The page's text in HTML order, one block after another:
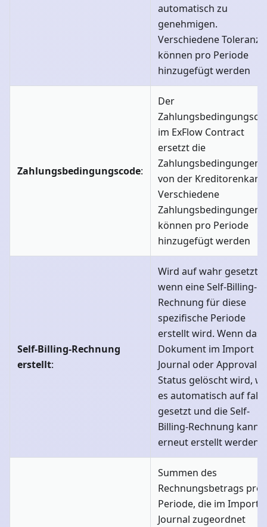
automatisch zu
genehmigen.
Verschiedene
können pro Periode
hinzugefügt werden
Zahlungsbedingungscode:
Der
im ExFlow Contract
ersetzt die
Zahlungsbedingungen
von der
Verschiedene
Zahlungsbedingungen
können pro Periode
hinzugefügt werden
Self-Billing-Rechnung
erstellt:
Wird auf wahr gesetzt,
wenn eine Self-Billing-
Rechnung für diese
spezifische Periode
erstellt wird. Wenn das
Dokument im Import
Journal oder Approval
Status gelöscht wird,
es automatisch auf
gesetzt und die Self-
Billing-Rechnung kann
erneut erstellt werden
Summen des
Rechnungsbetrags pro
Periode, die im Import
Journal zugeordnet